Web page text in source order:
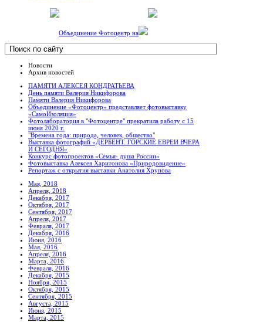
Объединение Фотоцентр на
Новости
Архив новостей
ПАМЯТИ АЛЕКСЕЯ КОНДРАТЬЕВА
День памяти Валерия Никифорова
Памяти Валерия Никифорова
Объединение «Фотоцентр» представляет фотовыставку
«СамоИзоляция»
Фотолаборатория в "Фотоцентре" прекратила работу с 15
июня 2020 г.
"Времена года: природа, человек, общество"
Выставка фотографий «ДЕРБЕНТ. ГОРСКИЕ ЕВРЕИ ВЧЕРА
И СЕГОДНЯ»
Конкурс фотопроектов «Семья- душа России»
Фотовыставка Алексея Харитонова «Природовидение»
Репортаж с открытия выставки Анатолия Хрупова
Мая, 2018
Апреля, 2018
Декабря, 2017
Октября, 2017
Сентября, 2017
Апреля, 2017
Февраля, 2017
Декабря, 2016
Июня, 2016
Мая, 2016
Апреля, 2016
Марта, 2016
Февраля, 2016
Декабря, 2015
Ноября, 2015
Октября, 2015
Сентября, 2015
Августа, 2015
Июня, 2015
Марта, 2015